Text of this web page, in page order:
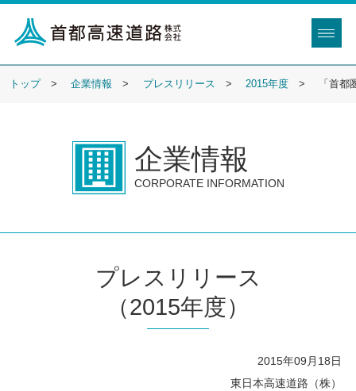
トップ 企業情報 プレスリリース 2015年度 「首
企業情報
CORPORATE INFORMATION
プレスリリース
（2015年度）
2015年09月18日
東日本高速道路（株）